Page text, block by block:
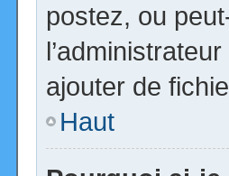
postez, ou
ajouter de
Haut